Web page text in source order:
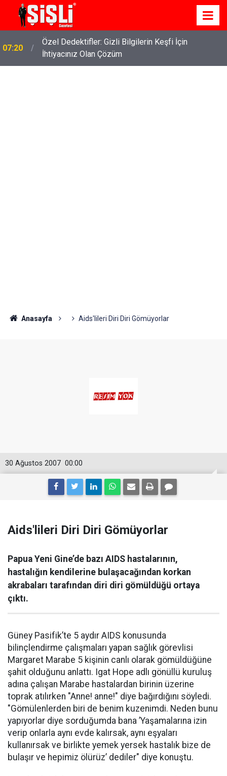
07:20
Özel Dedektifler: Gizli Bilgilerin Keşfi İçin
İhtiyacınız Olan Çözüm
Anasayfa Aids'lileri Diri Diri Gömüyorlar
00:00
30 Ağustos 2007
Aids'lileri Diri Diri Gömüyorlar
Papua Yeni Gine’de bazı AIDS hastalarının,
hastalığın kendilerine bulaşacağından korkan
akrabaları tarafından diri diri gömüldüğü ortaya
çıktı.
Güney Pasifik’te 5 aydır AIDS konusunda
bilinçlendirme çalışmaları yapan sağlık görevlisi
Margaret Marabe 5 kişinin canlı olarak gömüldüğüne
şahit olduğunu anlattı. Igat Hope adlı gönüllü kuruluş
adına çalışan Marabe hastalardan birinin üzerine
toprak atılırken "Anne! anne!" diye bağırdığını söyledi.
"Gömülenlerden biri de benim kuzenimdi. Neden bunu
yapıyorlar diye sorduğumda bana ’Yaşamalarına izin
verip onlarla aynı evde kalırsak, aynı eşyaları
kullanırsak ve birlikte yemek yersek hastalık bize de
bulaşır ve hepimiz ölürüz’ dediler" diye konuştu.